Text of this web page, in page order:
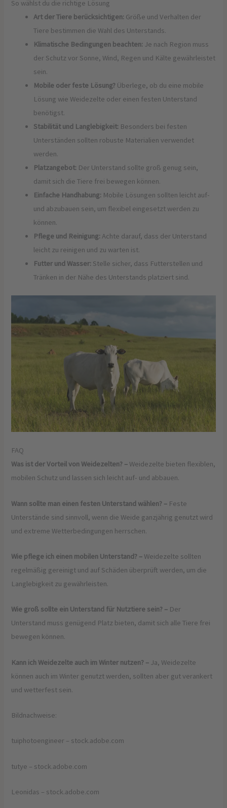
So wählst du die richtige Lösung
Art der Tiere berücksichtigen: Größe und Verhalten der
Tiere bestimmen die Wahl des Unterstands.
Klimatische Bedingungen beachten: Je nach Region muss
der Schutz vor Sonne, Wind, Regen und Kälte gewährleistet
sein.
Mobile oder feste Lösung? Überlege, ob du eine mobile
Lösung wie Weidezelte oder einen festen Unterstand
benötigst.
Stabilität und Langlebigkeit: Besonders bei festen
Unterständen sollten robuste Materialien verwendet
werden.
Platzangebot: Der Unterstand sollte groß genug sein,
damit sich die Tiere frei bewegen können.
Einfache Handhabung: Mobile Lösungen sollten leicht auf-
und abzubauen sein, um flexibel eingesetzt werden zu
können.
Pflege und Reinigung: Achte darauf, dass der Unterstand
leicht zu reinigen und zu warten ist.
Futter und Wasser: Stelle sicher, dass Futterstellen und
Tränken in der Nähe des Unterstands platziert sind.
FAQ
Was ist der Vorteil von Weidezelten? – Weidezelte bieten flexiblen,
mobilen Schutz und lassen sich leicht auf- und abbauen.
Wann sollte man einen festen Unterstand wählen? – Feste
Unterstände sind sinnvoll, wenn die Weide ganzjährig genutzt wird
und extreme Wetterbedingungen herrschen.
Wie pflege ich einen mobilen Unterstand? – Weidezelte sollten
regelmäßig gereinigt und auf Schäden überprüft werden, um die
Langlebigkeit zu gewährleisten.
Wie groß sollte ein Unterstand für Nutztiere sein? – Der
Unterstand muss genügend Platz bieten, damit sich alle Tiere frei
bewegen können.
Kann ich Weidezelte auch im Winter nutzen? – Ja, Weidezelte
können auch im Winter genutzt werden, sollten aber gut verankert
und wetterfest sein.
Bildnachweise:
tuiphotoengineer – stock.adobe.com
tutye – stock.adobe.com
Leonidas – stock.adobe.com